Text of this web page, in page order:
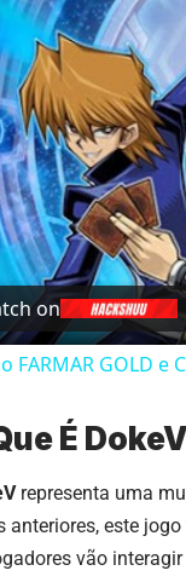
on
FARMAR GOLD e
É
representa uma
anteriores, este
vão